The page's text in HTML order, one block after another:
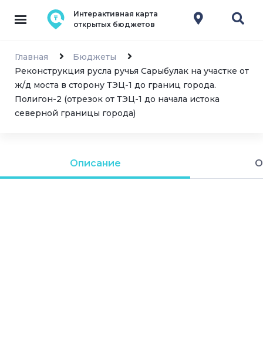
Интерактивная карта
открытых бюджетов
Главная
Бюджеты
Реконструкция русла ручья Сарыбулак на участке от
ж/д моста в сторону ТЭЦ-1 до границ города.
Полигон-2 (отрезок от ТЭЦ-1 до начала истока
северной границы города)
Описание